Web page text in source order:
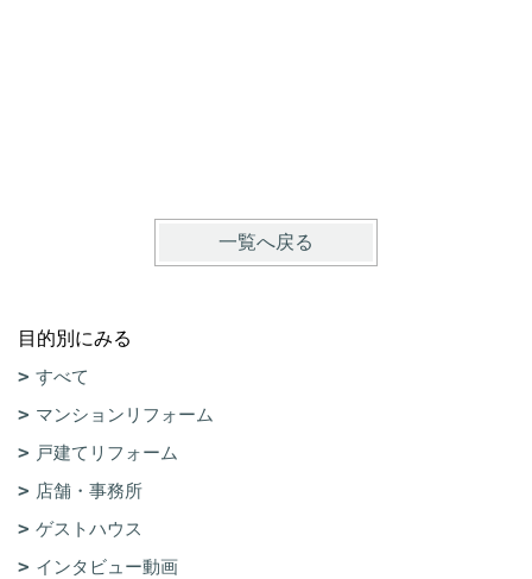
一覧へ戻る
目的別にみる
すべて
マンションリフォーム
戸建てリフォーム
店舗・事務所
ゲストハウス
インタビュー動画